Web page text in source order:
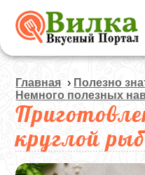
Главная › Полезно
Немного полезных
круглой